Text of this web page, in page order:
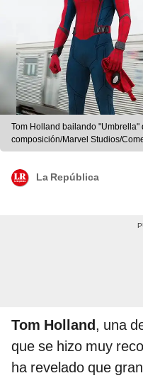
Tom Holland bailando "Umbrella"
composición/Marvel Studios/
La República
Tom Holland, una
que se hizo muy
ha revelado que